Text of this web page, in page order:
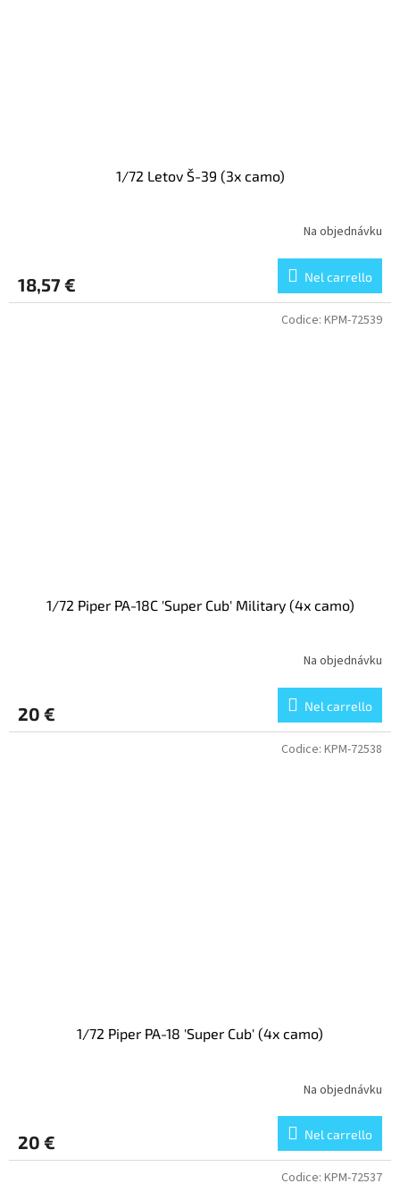
1/72 Letov Š-39 (3x camo)
Na objednávku
18,57 € Nel carrello
1/72 Piper PA-18C 'Super Cub' Military (4x camo)
Na objednávku
20 € Nel carrello
Codice: KPM-72539
1/72 Piper PA-18 'Super Cub' (4x camo)
Na objednávku
20 € Nel carrello
Codice: KPM-72538
Codice: KPM-72537